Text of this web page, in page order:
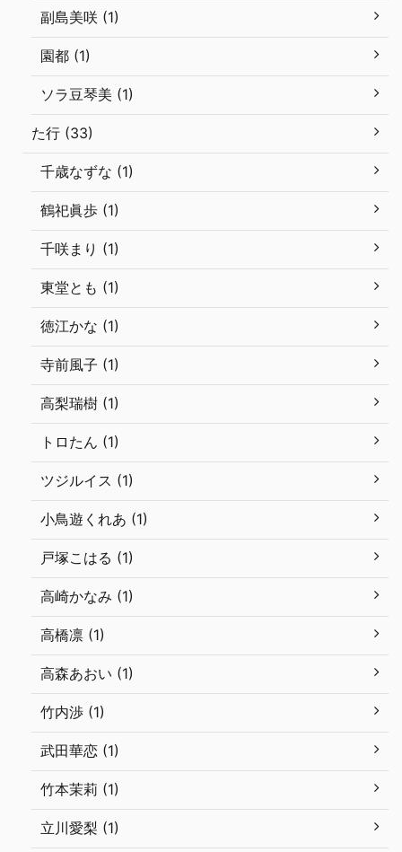
副島美咲 (1)
園都 (1)
ソラ豆琴美 (1)
た行 (33)
千歳なずな (1)
鶴祀眞歩 (1)
千咲まり (1)
東堂とも (1)
徳江かな (1)
寺前風子 (1)
高梨瑞樹 (1)
トロたん (1)
ツジルイス (1)
小鳥遊くれあ (1)
戸塚こはる (1)
高崎かなみ (1)
高橋凛 (1)
高森あおい (1)
竹内渉 (1)
武田華恋 (1)
竹本茉莉 (1)
立川愛梨 (1)